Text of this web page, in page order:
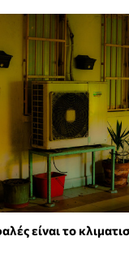
είναι το